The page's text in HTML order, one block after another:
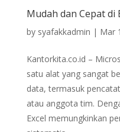
Mudah dan Cepat di
by syafakkadmin | Mar
Kantorkita.co.id –
satu alat yang sangat
data, termasuk
atau anggota tim.
Excel memungkinkan